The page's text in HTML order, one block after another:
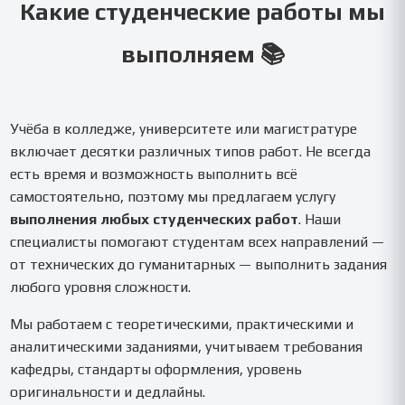
Какие студенческие работы мы
выполняем 📚
Учёба в колледже, университете или магистратуре
включает десятки различных типов работ. Не всегда
есть время и возможность выполнить всё
самостоятельно, поэтому мы предлагаем услугу
выполнения любых студенческих работ. Наши
специалисты помогают студентам всех направлений —
от технических до гуманитарных — выполнить задания
любого уровня сложности.
Мы работаем с теоретическими, практическими и
аналитическими заданиями, учитываем требования
кафедры, стандарты оформления, уровень
оригинальности и дедлайны.